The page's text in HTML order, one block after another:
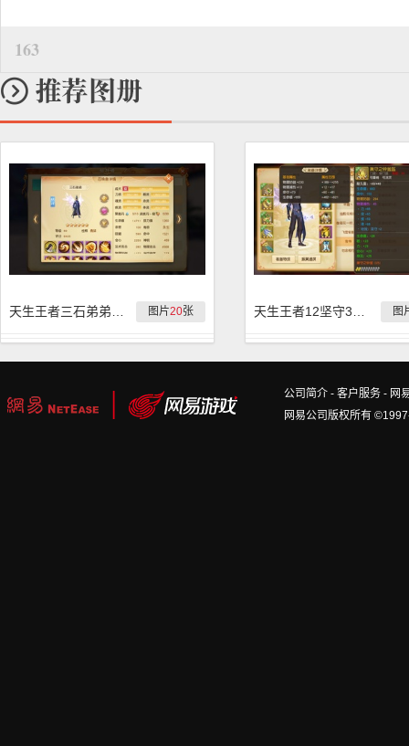
163
图片20张 图
公司简介 - 客户服务 - 网
网易公司版权所有